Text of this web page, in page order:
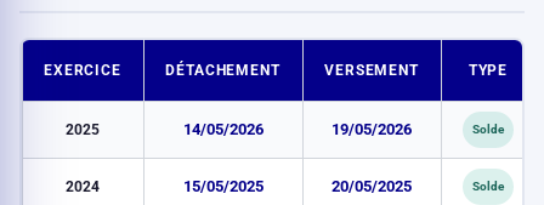
EXERCICE DÉTACHEMENT VERSEMENT TYPE
2025 14/05/2026 19/05/2026 Solde
2024 15/05/2025 20/05/2025 Solde